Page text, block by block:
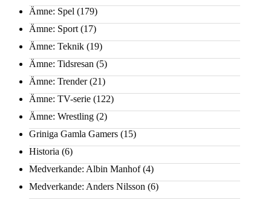
Ämne: Spel (179)
Ämne: Sport (17)
Ämne: Teknik (19)
Ämne: Tidsresan (5)
Ämne: Trender(21)
Ämne: TV-serie (122)
Ämne: Wrestling (2)
Griniga Gamla Gamers (15)
Historia (6)
Medverkande: Albin Manhof(4)
Medverkande: Anders Nilsson (6)